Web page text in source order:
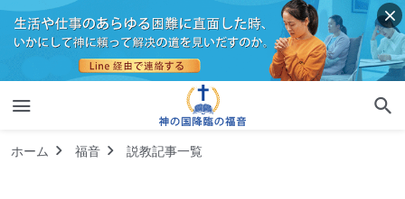
ホーム 福音 説教記事一覧